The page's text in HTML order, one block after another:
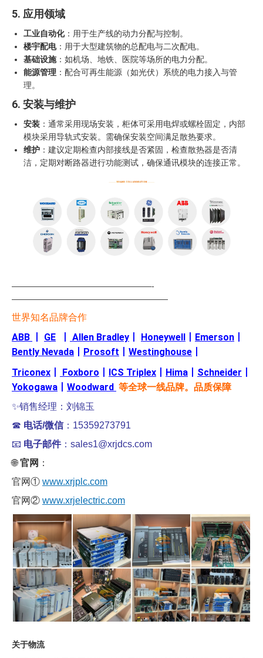
5. 应用领域
工业自动化：用于生产线的动力分配与控制。
楼宇配电：用于大型建筑物的总配电与二次配电。
基础设施：如机场、地铁、医院等场所的电力分配。
能源管理 ：配合可再生能源（如光伏）系统的电力接入与管
理。
6. 安装与维护
安装 ：通常采用现场安装，柜体可采用电焊或螺栓固定，内部
模块采用导轨式安装。需确保安装空间满足散热要求。
维护 ：建议定期检查内部接线是否紧固，检查散热器是否清
洁，定期对断路器进行功能测试，确保通讯模块的连接正常。
—————————————————-
———————————————————
世界知名品牌合作
ABB GE Allen Bradley Honeywell Emerson
Bently Nevada
Prosoft Westinghouse
Triconex
Foxboro ICS Triplex Hima Schneider
Yokogawa
Woodward 等全球一线品牌。品质保障
✨销售经理：刘锦玉
☎ 电话/微信：15359273791
📧 电子邮件：sales1@xrjdcs.com
🌐官网 ：
官网① www.xrjplc.com
官网② www.xrjelectric.com
关于物流